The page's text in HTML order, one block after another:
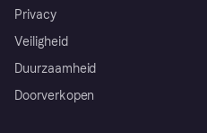
Privacy
Veiligheid
Duurzaamheid
Doorverkopen